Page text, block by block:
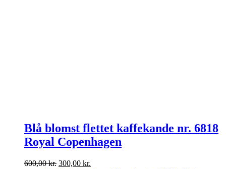
Blå blomst flettet kaffekande nr. 6818
Royal Copenhagen
600,00kr. Den
300,00 kr.